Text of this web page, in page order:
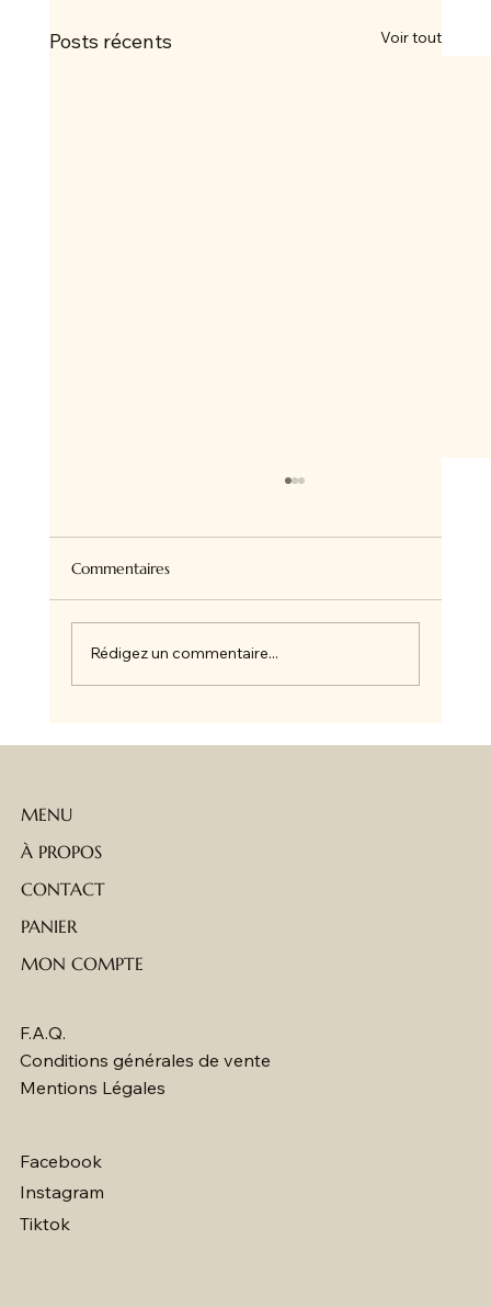
Posts récents Voir tout
Commentaires
Rédigez un commentaire...
MENU
À PROPOS
CONTACT
PANIER
MON COMPTE
F.A.Q.
Conditions générales de vente
Mentions Légales
Facebook
Instagram
Tiktok